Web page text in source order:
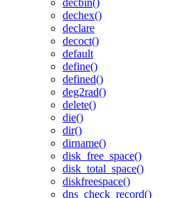
decbin()
dechex()
declare
decoct()
default
define()
defined()
deg2rad()
delete()
die()
dir()
dirname()
disk_free_space()
disk_total_space()
diskfreespace()
dns_check_record()